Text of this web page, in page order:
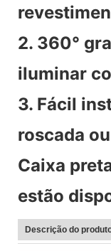
2. 360°
iluminar
3. Fácil
roscada
Caixa
estão
Descrição do